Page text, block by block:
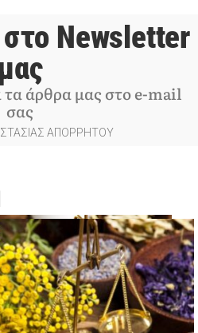
Newsletter
άρθρα μας στο e-mail
σας
ΑΠΟΡΡΗΤΟΥ